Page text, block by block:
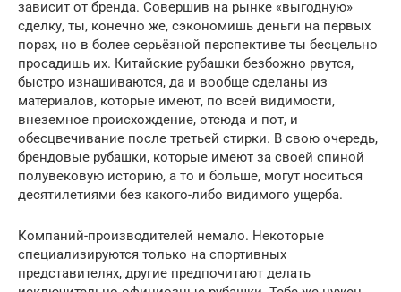
зависит от бренда. Совершив на рынке «выгодную»
сделку, ты, конечно же, сэкономишь деньги на первых
порах, но в более серьёзной перспективе ты бесцельно
просадишь их. Китайские рубашки безбожно рвутся,
быстро изнашиваются, да и вообще сделаны из
материалов, которые имеют, по всей видимости,
внеземное происхождение, отсюда и пот, и
обесцвечивание после третьей стирки. В свою очередь,
брендовые рубашки, которые имеют за своей спиной
полувековую историю, а то и больше, могут носиться
десятилетиями без какого-либо видимого ущерба.
Компаний-производителей немало. Некоторые
специализируются только на спортивных
представителях, другие предпочитают делать